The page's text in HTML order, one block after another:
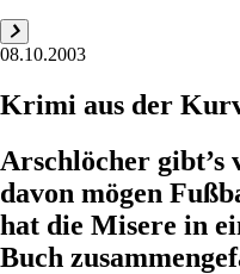
08.10.2003
Krimi aus der
Arschlöcher gibt’s
davon mögen
hat die Misere in
Buch